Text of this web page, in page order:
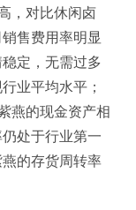
，对比休闲卤
售费用率明显
定，无需过多
业平均水平；
燕的现金资产相
处于行业第一
的存货周转率